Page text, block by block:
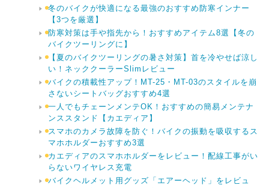
冬のバイクが快適になる最強のおすすめ防寒インナー
【3つを厳選】
防寒対策は手や指先から！おすすめアイテム8選【冬の
バイクツーリングに】
【夏のバイクツーリングの暑さ対策】首を冷やせば涼し
い！ネッククーラーSlimレビュー
バイクの積載性アップ！MT-25・MT-03のスタイルを崩
さないシートバッグおすすめ4選
一人でもチェーンメンテOK！おすすめの簡易メンテナ
ンススタンド【カエディア】
スマホのカメラ故障を防ぐ！バイクの振動を吸収するス
マホホルダーおすすめ3選
カエディアのスマホホルダーをレビュー！配線工事がい
らないワイヤレス充電
バイクヘルメット用グッズ「エアーヘッド」をレビュ